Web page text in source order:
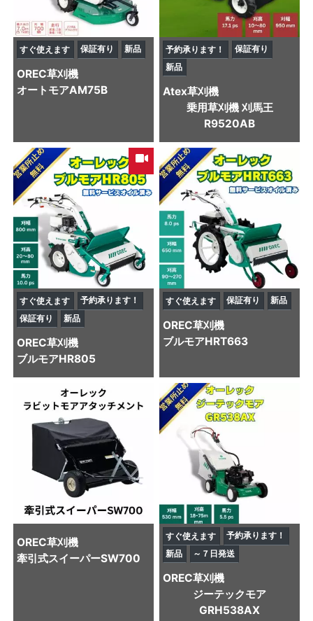
すぐ使えます 保証有り 新品
OREC草刈機
オートモアAM75B
予約承ります！
保証有り
新品
Atex草刈機
乗用草刈機 刈馬王
R9520AB
すぐ使えます
予約承ります！
保証有り
新品
OREC草刈機
ブルモアHR805
すぐ使えます 保証有り 新品
OREC草刈機
ブルモアHRT663
OREC草刈機
牽引式スイーパーSW700
すぐ使えます
予約承ります！
新品
～７日発送
OREC草刈機
ジーテックモア
GRH538AX